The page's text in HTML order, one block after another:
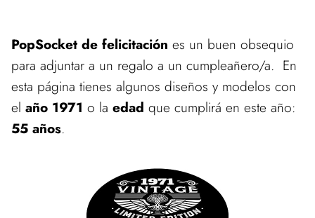
PopSocket de felicitación es un buen obsequio
para adjuntar a un regalo a un cumpleañero/a. En
esta página tienes algunos diseños y modelos con
el año 1971 o la edad que cumplirá en este año:
55 años.